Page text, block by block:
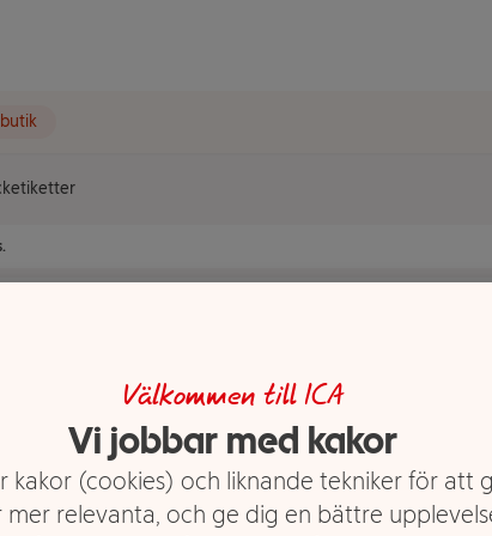
Välkommen till ICA
Vi jobbar med kakor
kakor (cookies) och liknande tekniker för att
mer relevanta, och ge dig en bättre